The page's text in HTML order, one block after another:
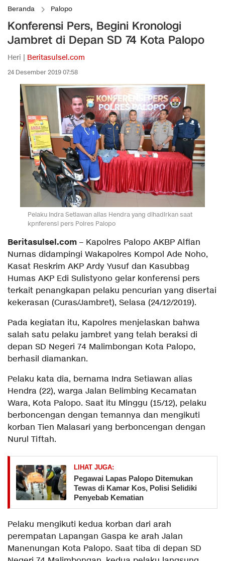
Beranda Palopo
Konferensi Pers, Begini Kronologi
Jambret di Depan SD 74 Kota Palopo
Heri | Beritasulsel.com
24 Desember 2019 07:58
Pelaku Indra Setiawan alias Hendra yang dihadirkan saat
kpnferensi pers Polres Palopo
Beritasulsel.com – Kapolres Palopo AKBP Alfian
Nurnas didampingi Wakapolres Kompol Ade Noho,
Kasat Reskrim AKP Ardy Yusuf dan Kasubbag
Humas AKP Edi Sulistyono gelar konferensi pers
terkait penangkapan pelaku pencurian yang disertai
kekerasan (Curas/Jambret), Selasa (24/12/2019).
Pada kegiatan itu, Kapolres menjelaskan bahwa
salah satu pelaku jambret yang telah beraksi di
depan SD Negeri 74 Malimbongan Kota Palopo,
berhasil diamankan.
Pelaku kata dia, bernama Indra Setiawan alias
Hendra (22), warga Jalan Belimbing Kecamatan
Wara, Kota Palopo. Saat itu Minggu (15/12), pelaku
berboncengan dengan temannya dan mengikuti
korban Tien Malasari yang berboncengan dengan
Nurul Tiftah.
LIHAT JUGA:
Pegawai Lapas Palopo Ditemukan
Tewas di Kamar Kos, Polisi Selidiki
Penyebab Kematian
Pelaku mengikuti kedua korban dari arah
perempatan Lapangan Gaspa ke arah Jalan
Manenungan Kota Palopo. Saat tiba di depan SD